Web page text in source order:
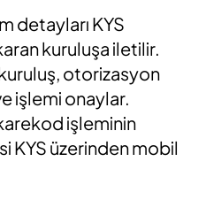
detayları KYS
kuruluşa iletilir.
otorizasyon
işlemi onaylar.
işleminin
KYS üzerinden mobil